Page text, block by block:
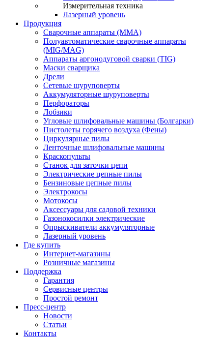
Измерительная техника
Лазерный уровень
Продукция
Сварочные аппараты (ММА)
Полуавтоматические сварочные аппараты
(MIG/MAG)
Аппараты аргонодуговой сварки (TIG)
Маски сварщика
Дрели
Сетевые шуруповерты
Аккумуляторные шуруповерты
Перфораторы
Лобзики
Угловые шлифовальные машины (Болгарки)
Пистолеты горячего воздуха (Фены)
Циркулярные пилы
Ленточные шлифовальные машины
Краскопульты
Станок для заточки цепи
Электрические цепные пилы
Бензиновые цепные пилы
Электрокосы
Мотокосы
Аксессуары для садовой техники
Газонокосилки электрические
Опрыскиватели аккумуляторные
Лазерный уровень
Где купить
Интернет-магазины
Розничные магазины
Поддержка
Гарантия
Сервисные центры
Простой ремонт
Пресс-центр
Новости
Статьи
Контакты